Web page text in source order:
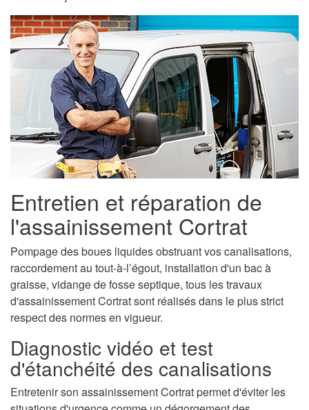
Entretien et réparation de
l'assainissement Cortrat
Pompage des boues liquides obstruant vos canalisations,
raccordement au tout-à-l’égout, installation d'un bac à
graisse, vidange de fosse septique, tous les travaux
d'assainissement Cortrat sont réalisés dans le plus strict
respect des normes en vigueur.
Diagnostic vidéo et test
d'étanchéité des canalisations
Entretenir son assainissement Cortrat permet d'éviter les